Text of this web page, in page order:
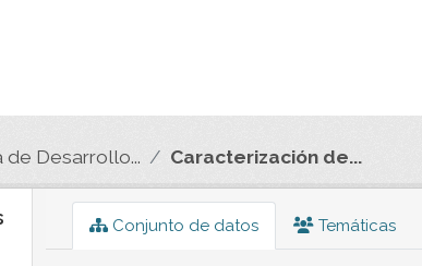
de Desarrollo... Caracterización de...
Conjunto de datos Temáticas